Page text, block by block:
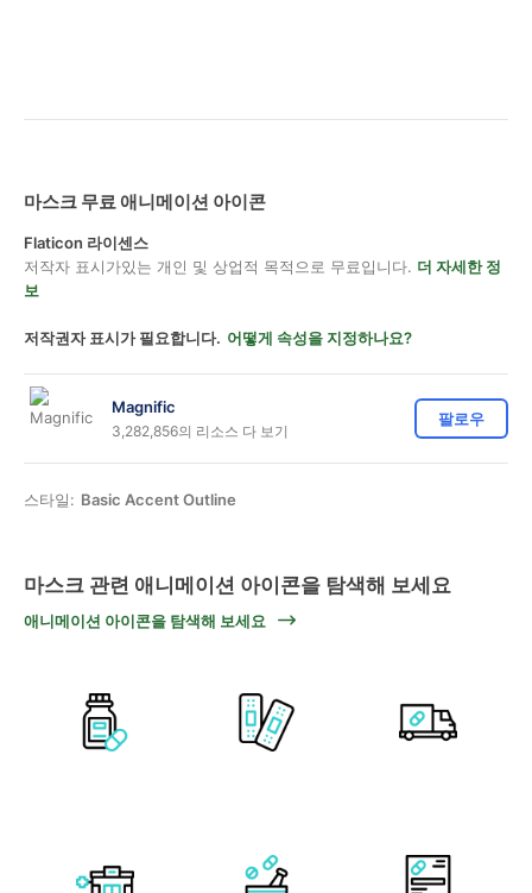
마스크 무료 애니메이션 아이콘
Flaticon 라이센스
저작자 표시가있는 개인 및 상업적 목적으로 무료입니다. 더 자세한 정
보
저작권자 표시가 필요합니다. 어떻게 속성을 지정하나요?
Magnific
3,282,856의 리소스 다 보기
팔로우
스타일: Basic Accent Outline
마스크 관련 애니메이션 아이콘을 탐색해 보세요
애니메이션 아이콘을 탐색해 보세요